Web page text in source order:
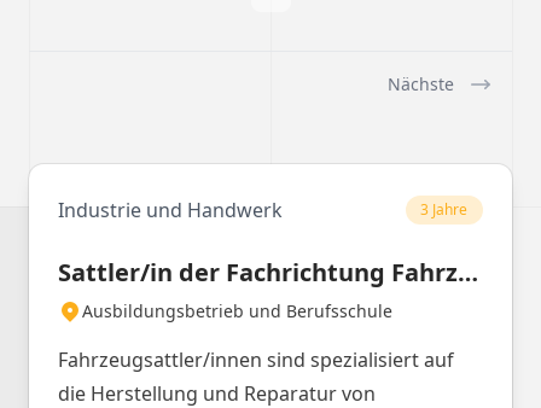
Nächste
Industrie und Handwerk 3 Jahre
Sattler/in der Fachrichtung Fahrzeugsattlerei
Ausbildungsbetrieb und Berufsschule
Fahrzeugsattler/innen sind spezialisiert auf
die Herstellung und Reparatur von